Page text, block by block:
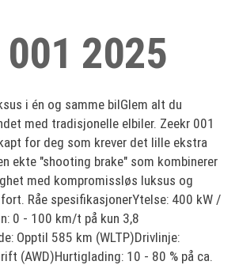
2025
i én og samme bilGlem alt du
med tradisjonelle elbiler. Zeekr 001
for deg som krever det lille ekstra
ekte "shooting brake" som kombinerer
med kompromissløs luksus og
Råe spesifikasjonerYtelse: 400 kW /
0 - 100 km/t på kun 3,8
Opptil 585 km (WLTP)Drivlinje:
(AWD)Hurtiglading: 10 - 80 % på ca.